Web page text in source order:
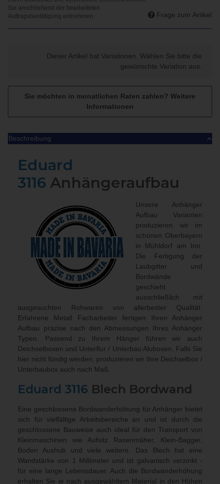
Frage zum Artikel
Dieser Artikel hat Variationen. Wählen Sie bitte die
gewünschte Variation aus.
Sie möchten in monatlichen Raten zahlen? Weitere
Informationen
Beschreibung
Eduard
3116 Anhängeraufbau
Unsere Anhänger
Aufbau Varianten
produzieren wir im
schönen Oberbayern
in Mühldorf am Inn.
Die Fertigung der
Laubgitter und
Bordwände
geschieht
ausschließlich mit
ausgesuchten Rohwaren von allerbester Qualität.
Erfahrene Metall Facharbeiter fertigen Ihren Anhänger
Aufbau präzise nach den Abmessungen Ihres Anhänger
Typen. Passend zu Ihrem Hänger führen wir auch
Deichselboxen und Unterflur / Unterbau Aluboxen . Falls Sie
hier nicht fündig werden, produzieren wir Ihre Deichselbox /
Unterbaubox auch nach Maß
Eduard 3116 Blech Bordwand
Eine geschlossene Bordwanderhöhung für Anhänger bietet
sich für vielfältige Arbeitsbereiche an und ist durch die
geschlossene Bauweise auch ideal für den Transport von
Kleinmaschinen wie Aufsitz Rasenmäher, Klein-Bagger,
Boden Aushub und viele weitere. Das Blech hat eine
Wandstärke von 1 Millimeter und ist galvanisch verzinkt -
für eine lange Lebensdauer. Auch die Bordwanderhöhung
erhalten Sie je nach ausgewähltem Material in den Höhen